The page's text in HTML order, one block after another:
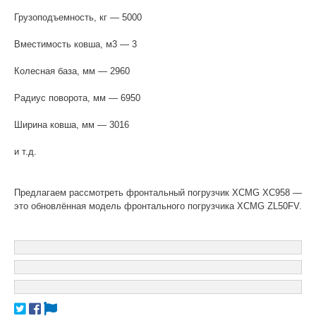
Грузоподъемность, кг — 5000
Вместимость ковша, м3 — 3
Колесная база, мм — 2960
Радиус поворота, мм — 6950
Ширина ковша, мм — 3016
и т.д.
Предлагаем рассмотреть фронтальный погрузчик XCMG XC958 —
это обновлённая модель фронтального погрузчика XCMG ZL50FV.